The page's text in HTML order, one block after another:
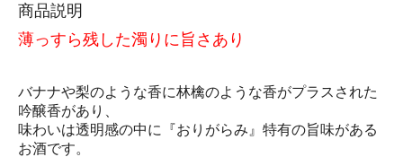
商品説明
薄っすら残した濁りに旨さあり
バナナや梨のような香に林檎のような香がプラスされた
吟醸香があり、
味わいは透明感の中に『おりがらみ』特有の旨味がある
お酒です。